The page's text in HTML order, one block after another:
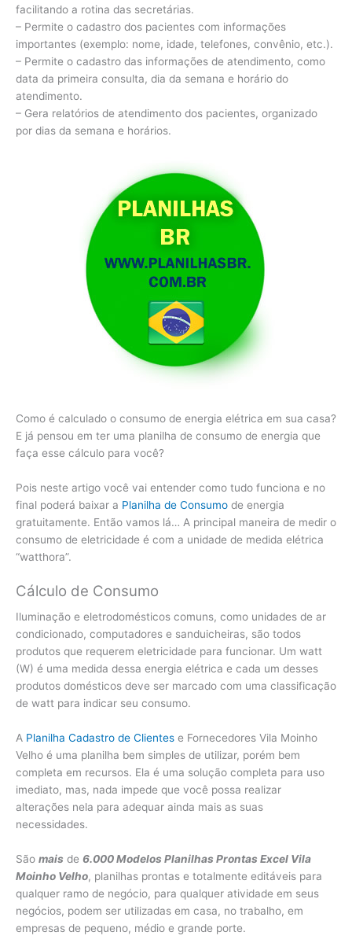
facilitando a rotina das secretárias.
– Permite o cadastro dos pacientes com informações
importantes (exemplo: nome, idade, telefones, convênio, etc.).
– Permite o cadastro das informações de atendimento, como
data da primeira consulta, dia da semana e horário do
atendimento.
– Gera relatórios de atendimento dos pacientes, organizado
por dias da semana e horários.
Como é calculado o consumo de energia elétrica em sua casa?
E já pensou em ter uma planilha de consumo de energia que
faça esse cálculo para você?
Pois neste artigo você vai entender como tudo funciona e no
final poderá baixar a Planilha de Consumo de energia
gratuitamente. Então vamos lá… A principal maneira de medir o
consumo de eletricidade é com a unidade de medida elétrica
“watthora”.
Cálculo de Consumo
Iluminação e eletrodomésticos comuns, como unidades de ar
condicionado, computadores e sanduicheiras, são todos
produtos que requerem eletricidade para funcionar. Um watt
(W) é uma medida dessa energia elétrica e cada um desses
produtos domésticos deve ser marcado com uma classificação
de watt para indicar seu consumo.
A Planilha Cadastro de Clientes e Fornecedores Vila Moinho
Velho é uma planilha bem simples de utilizar, porém bem
completa em recursos. Ela é uma solução completa para uso
imediato, mas, nada impede que você possa realizar
alterações nela para adequar ainda mais as suas
necessidades.
São mais de 6.000 Modelos Planilhas Prontas Excel Vila
Moinho Velho, planilhas prontas e totalmente editáveis para
qualquer ramo de negócio, para qualquer atividade em seus
negócios, podem ser utilizadas em casa, no trabalho, em
empresas de pequeno, médio e grande porte.